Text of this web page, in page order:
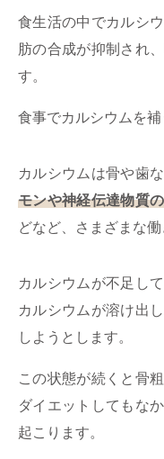
食生活の中でカルシ
肪の合成が抑制され
す。
食事でカルシウムを補
カルシウムは骨や歯
モンや神経伝達物質
どなど、さまざまな働
カルシウムが不足し
カルシウムが溶け出
しようとします。
この状態が続くと骨
ダイエットしてもな
起こります。